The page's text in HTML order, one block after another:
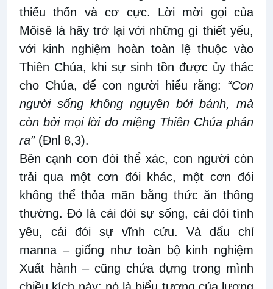
thiếu thốn và cơ cực. Lời mời gọi của
Môisê là hãy trở lại với những gì thiết yếu,
với kinh nghiệm hoàn toàn lệ thuộc vào
Thiên Chúa, khi sự sinh tồn được ủy thác
cho Chúa, để con người hiểu rằng: “Con
người sống không nguyên bởi bánh, mà
còn bởi mọi lời do miệng Thiên Chúa phán
ra”(Đnl 8,3).
Bên cạnh cơn đói thể xác, con người còn
trải qua một cơn đói khác, một cơn đói
không thể thỏa mãn bằng thức ăn thông
thường. Đó là cái đói sự sống, cái đói tình
yêu, cái đói sự vĩnh cửu. Và dấu chỉ
manna – giống như toàn bộ kinh nghiệm
Xuất hành – cũng chứa đựng trong mình